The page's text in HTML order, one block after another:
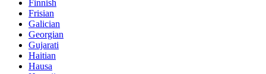
Finnish
Frisian
Galician
Georgian
Gujarati
Haitian
Hausa